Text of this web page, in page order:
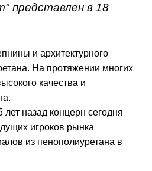
представлен в 18
и архитектурного
На протяжении многих
качества и
назад концерн сегодня
игроков рынка
из пенополиуретана в